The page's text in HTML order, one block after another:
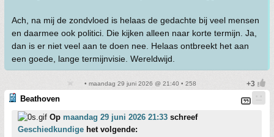
Ach, na mij de zondvloed is helaas de gedachte bij veel mensen
en daarmee ook politici. Die kijken alleen naar korte termijn. Ja,
dan is er niet veel aan te doen nee. Helaas ontbreekt het aan
een goede, lange termijnvisie. Wereldwijd.
• maandag 29 juni 2026 @ 21:40 • 258
Beathoven
Op maandag 29 juni 2026 21:33 schreef
Geschiedkundige het volgende: